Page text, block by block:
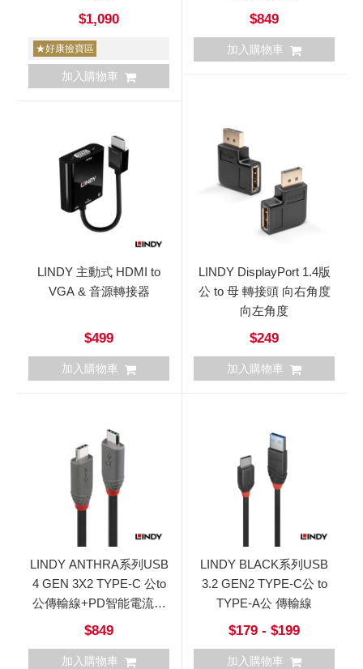
$1,090
★好康撿寶區
加入購物車
$849
加入購物車
LINDY 主動式 HDMI to
VGA & 音源轉接器
$499
加入購物車
LINDY DisplayPort 1.4版
公 to 母 轉接頭 向右角度
向左角度
$249
加入購物車
LINDY ANTHRA系列USB
4 GEN 3X2 TYPE-C 公to
公傳輸線+PD智能電流晶
片
$849
加入購物車
LINDY BLACK系列USB
3.2 GEN2 TYPE-C公 to
TYPE-A公 傳輸線
$179 - $199
加入購物車